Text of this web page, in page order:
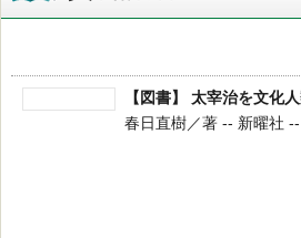
【図書】 太宰治を文化
春日直樹／著 -- 新曜社